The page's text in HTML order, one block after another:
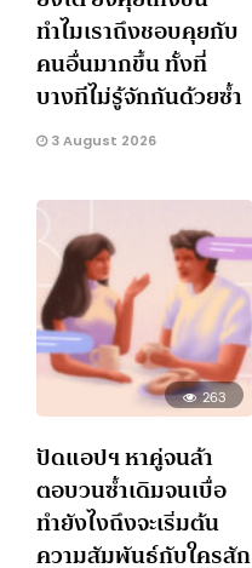
ทำไมเราถึงชอบคุยกับ
คนอื่นมากขึ้น ทั้งที่
บางทีไม่รู้จักกันด้วยซ้ำ
3 August 2026
263
ปัดแอปฯ หาคู่จนล้า
ตอบวนซ้ำเดิมจนเบื่อ
ทำยังไงถึงจะเริ่มต้น
ความสัมพันธ์กับใครสัก